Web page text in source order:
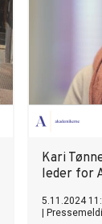
Kari
leder for
5.11.2024